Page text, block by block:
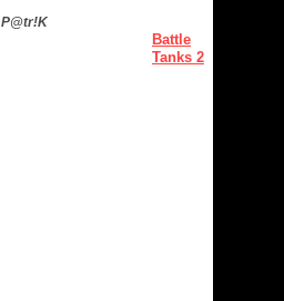
P@tr!K
Battle
Tanks 2